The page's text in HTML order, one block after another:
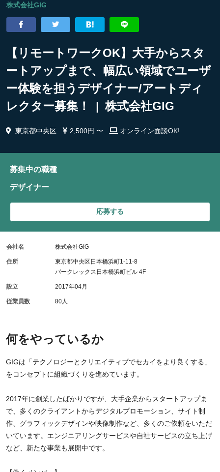
株式会社GIG
【リモートワークOK】大手からスタ
ートアップまで、幅広い領域でユーザ
ー体験を担うデザイナー/アートディ
レクター募集！ | 株式会社GIG
東京都中央区 2,500円 〜 オンライン面談OK!
何をやっているか
GIGは「テクノロジーとクリエイティブでセカイをより良くする」
をコンセプトに組織づくりを進めています。
2017年に創業したばかりですが、大手企業からスタートアップま
で、多くのクライアントからデジタルプロモーション、サイト制
作、グラフィックデザインや映像制作など、多くのご依頼をいただ
いています。エンジニアリングサービスや自社サービスの立ち上げ
など、新たな事業も展開中です。
募集中の職種
デザイナー
応募する
会社名 株式会社GIG
住所
東京都中央区日本橋浜町1-11-8
パークレックス日本橋浜町ビル 4F
設立 2017年04月
従業員数 80人